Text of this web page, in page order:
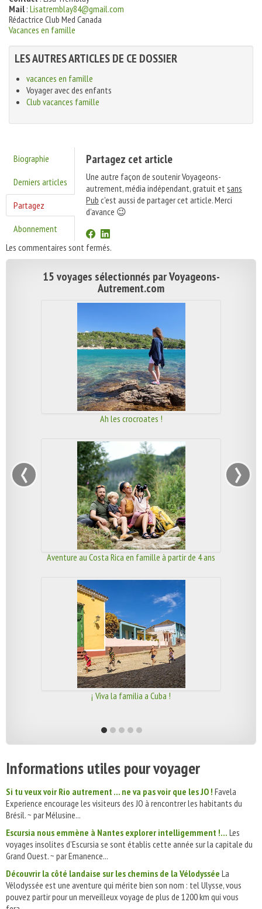
Mail: Lisatremblay84@gmail.com
Rédactrice Club Med Canada
Vacances en famille
LES AUTRES ARTICLES DE CE DOSSIER
vacances en famille
Voyager avec des enfants
Club vacances famille
Biographie
Derniers articles
Partagez
Abonnement
Partagez cet article
Une autre façon de soutenir Voyageons-
autrement, média indépendant, gratuit etsans
Pub c'est aussi de partager cet article. Merci
d'avance 😉
Les commentaires sont fermés.
15 voyages sélectionnés par Voyageons-
Autrement.com
Ah les crocroates !
Aventure au Costa Rica en famille à partir de 4 ans
¡ Viva la familia a Cuba !
‹ ›
Informations utiles pour voyager
Si tu veux voir Rio autrement ... ne va pas voir que les JO ! Favela
Experience encourage les visiteurs des JO à rencontrer les habitants du
Brésil. ~ par Mélusine...
Escursia nous emmène à Nantes explorer intelligemment !... Les
voyages insolites d’Escursia se sont établis cette année sur la capitale du
Grand Ouest. ~ par Emanence...
Découvrir la côté landaise sur les chemins de la Vélodyssée La
Vélodyssée est une aventure qui mérite bien son nom : tel Ulysse, vous
pouvez partir pour un merveilleux voyage de plus de 1200 km qui vous